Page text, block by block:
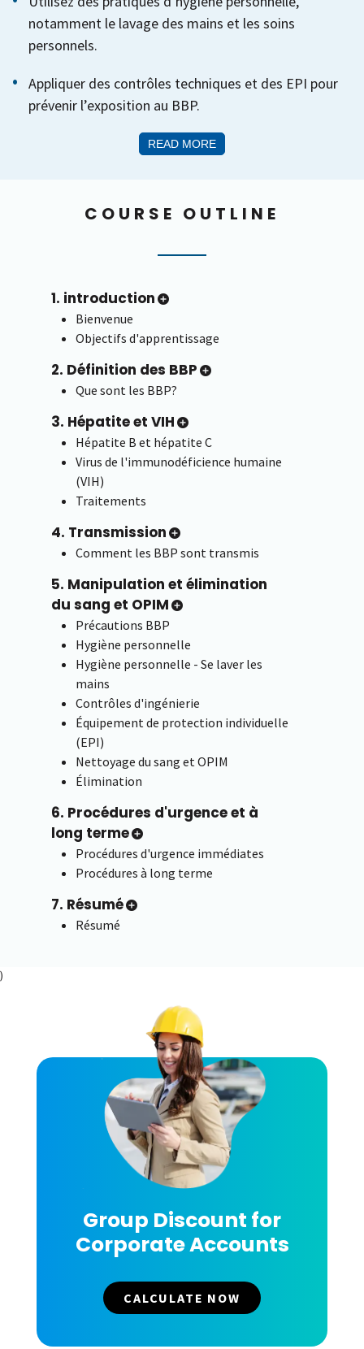
notamment le lavage des mains et les soins
personnels.
Appliquer des contrôles techniques et des EPI pour
prévenir l’exposition au BBP.
READ MORE
COURSE OUTLINE
1. introduction
Bienvenue
Objectifs d'apprentissage
2. Définition des BBP
Que sont les BBP?
3. Hépatite et VIH
Hépatite B et hépatite C
Virus de l'immunodéficience humaine
(VIH)
Traitements
4. Transmission
Comment les BBP sont transmis
5. Manipulation et élimination
du sang et OPIM
Précautions BBP
Hygiène personnelle
Hygiène personnelle - Se laver les
mains
Contrôles d'ingénierie
Équipement de protection individuelle
(EPI)
Nettoyage du sang et OPIM
Élimination
6. Procédures d'urgence et à
long terme
Procédures d'urgence immédiates
Procédures à long terme
7. Résumé
Résumé
)
Group Discount for
Corporate Accounts
CALCULATE NOW